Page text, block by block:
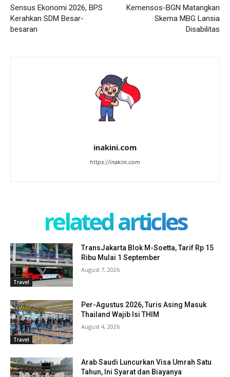
Sensus Ekonomi 2026, BPS
Kerahkan SDM Besar-
besaran
Kemensos-BGN Matangkan
Skema MBG Lansia
Disabilitas
inakini.com
https://inakini.com
related articles
Travel
TransJakarta Blok M-Soetta, Tarif Rp 15
Ribu Mulai 1 September
August 7, 2026
Travel
Per-Agustus 2026, Turis Asing Masuk
Thailand Wajib Isi THIM
August 4, 2026
Arab Saudi Luncurkan Visa Umrah Satu
Tahun, Ini Syarat dan Biayanya